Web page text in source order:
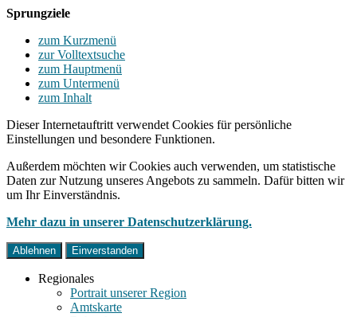
Sprungziele
zum Kurzmenü
zur Volltextsuche
zum Hauptmenü
zum Untermenü
zum Inhalt
Dieser Internetauftritt verwendet Cookies für persönliche
Einstellungen und besondere Funktionen.
Außerdem möchten wir Cookies auch verwenden, um statistische
Daten zur Nutzung unseres Angebots zu sammeln. Dafür bitten wir
um Ihr Einverständnis.
Mehr dazu in unserer Datenschutzerklärung.
Ablehnen Einverstanden
Regionales
Portrait unserer Region
Amtskarte